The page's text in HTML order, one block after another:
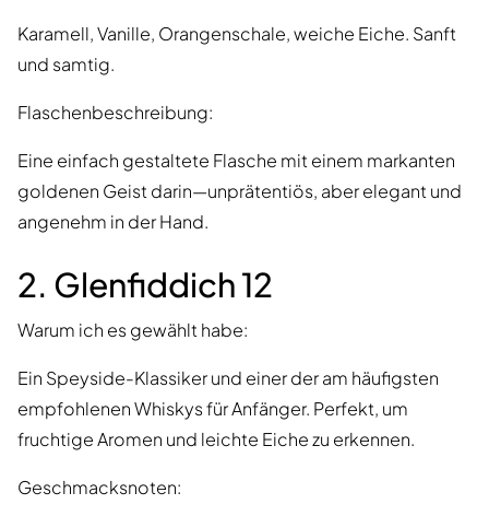
Karamell, Vanille, Orangenschale, weiche Eiche. Sanft
und samtig.
Flaschenbeschreibung:
Eine einfach gestaltete Flasche mit einem markanten
goldenen Geist darin—unprätentiös, aber elegant und
angenehm in der Hand.
2. Glenfiddich 12
Warum ich es gewählt habe:
Ein Speyside-Klassiker und einer der am häufigsten
empfohlenen Whiskys für Anfänger. Perfekt, um
fruchtige Aromen und leichte Eiche zu erkennen.
Geschmacksnoten: